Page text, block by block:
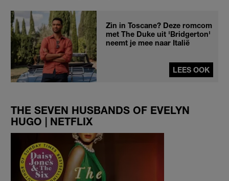
Zin in Toscane? Deze romcom
met The Duke uit 'Bridgerton'
neemt je mee naar Italië
LEES OOK
THE SEVEN HUSBANDS OF EVELYN
HUGO | NETFLIX